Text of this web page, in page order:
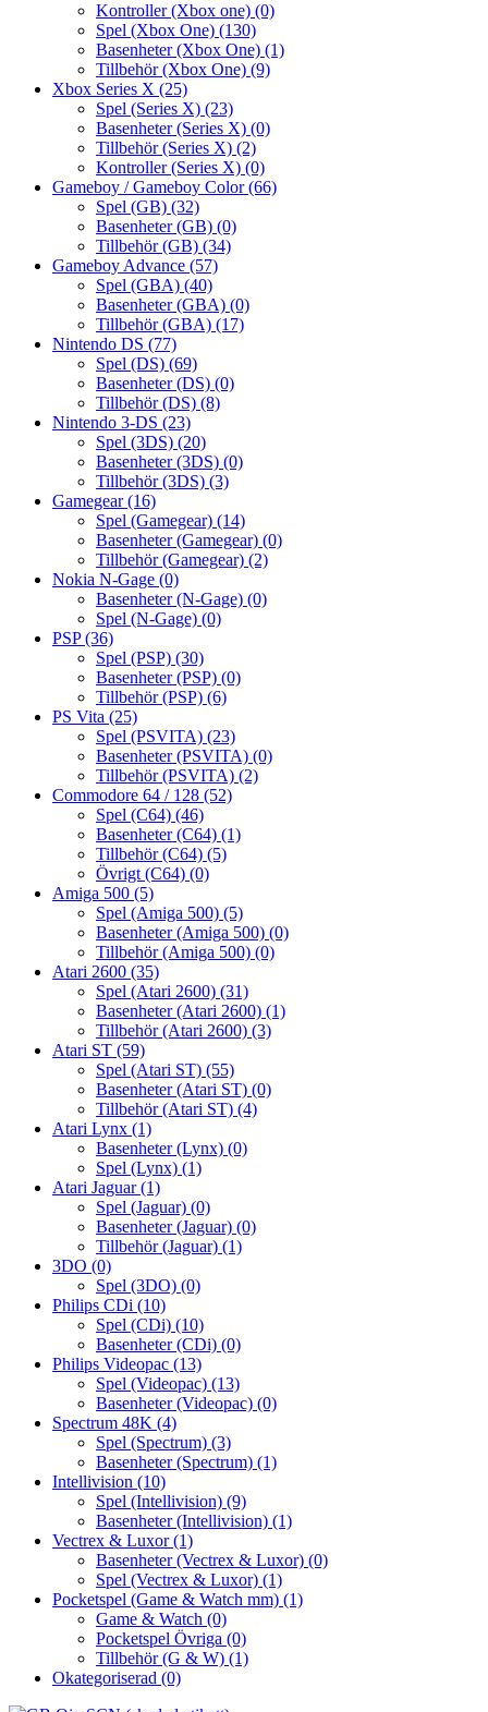
Kontroller (Xbox one) (0)
Spel (Xbox One) (130)
Basenheter (Xbox One) (1)
Tillbehör (Xbox One) (9)
Xbox Series X (25)
Spel (Series X) (23)
Basenheter (Series X) (0)
Tillbehör (Series X) (2)
Kontroller (Series X) (0)
Gameboy / Gameboy Color(66)
Spel (GB) (32)
Basenheter (GB) (0)
Tillbehör (GB) (34)
Gameboy Advance (57)
Spel (GBA) (40)
Basenheter (GBA) (0)
Tillbehör (GBA) (17)
Nintendo DS (77)
Spel (DS) (69)
Basenheter (DS) (0)
Tillbehör (DS) (8)
Nintendo 3-DS (23)
Spel (3DS) (20)
Basenheter (3DS) (0)
Tillbehör (3DS) (3)
Gamegear(16)
Spel (Gamegear) (14)
Basenheter (Gamegear) (0)
Tillbehör (Gamegear) (2)
Nokia N-Gage (0)
Basenheter (N-Gage) (0)
Spel (N-Gage) (0)
PSP(36)
Spel (PSP) (30)
Basenheter (PSP) (0)
Tillbehör (PSP) (6)
PS Vita (25)
Spel (PSVITA) (23)
Basenheter (PSVITA) (0)
Tillbehör (PSVITA) (2)
Commodore 64 / 128 (52)
Spel (C64) (46)
Basenheter (C64) (1)
Tillbehör (C64) (5)
Övrigt (C64) (0)
Amiga 500 (5)
Spel (Amiga 500) (5)
Basenheter (Amiga 500) (0)
Tillbehör (Amiga 500) (0)
Atari 2600 (35)
Spel (Atari 2600) (31)
Basenheter (Atari 2600) (1)
Tillbehör (Atari 2600) (3)
Atari ST (59)
Spel (Atari ST) (55)
Basenheter (Atari ST) (0)
Tillbehör (Atari ST) (4)
Atari Lynx (1)
Basenheter (Lynx) (0)
Spel (Lynx) (1)
Atari Jaguar(1)
Spel (Jaguar) (0)
Basenheter (Jaguar) (0)
Tillbehör (Jaguar) (1)
3DO (0)
Spel (3DO) (0)
Philips CDi (10)
Spel (CDi) (10)
Basenheter (CDi) (0)
Philips Videopac (13)
Spel (Videopac) (13)
Basenheter (Videopac) (0)
Spectrum 48K (4)
Spel (Spectrum) (3)
Basenheter (Spectrum) (1)
Intellivision (10)
Spel (Intellivision) (9)
Basenheter (Intellivision) (1)
Vectrex & Luxor(1)
Basenheter (Vectrex & Luxor) (0)
Spel (Vectrex & Luxor) (1)
Pocketspel (Game & Watch mm) (1)
Game & Watch (0)
Pocketspel Övriga (0)
Tillbehör (G & W) (1)
Okategoriserad (0)